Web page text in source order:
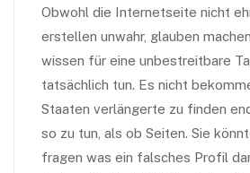
Obwohl die Internetseite nicht
erstellen unwahr, glauben
wissen für eine unbestreitbare
tatsächlich tun. Es nicht
Staaten verlängerte zu finden
so zu tun, als ob Seiten. Sie
fragen was ein falsches Profil